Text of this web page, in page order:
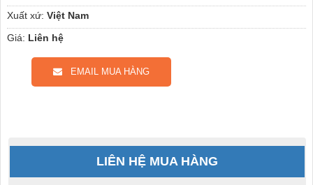
Xuất xứ: Việt Nam
Giá: Liên hệ
EMAIL MUA HÀNG
LIÊN HỆ MUA HÀNG